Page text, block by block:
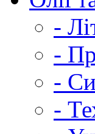
-
-
-
-